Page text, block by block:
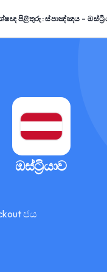
පිළිතුරු: ස්පාඤ්ඤය –
ඔස්ට්‍රියාව
ජය